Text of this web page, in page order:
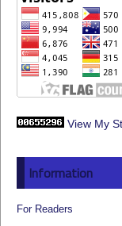
View My
Information
For Readers